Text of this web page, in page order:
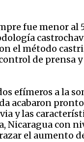
fue menor al
el método
de prensa
efímeros a la
y las
Nicaragua con
el aumento